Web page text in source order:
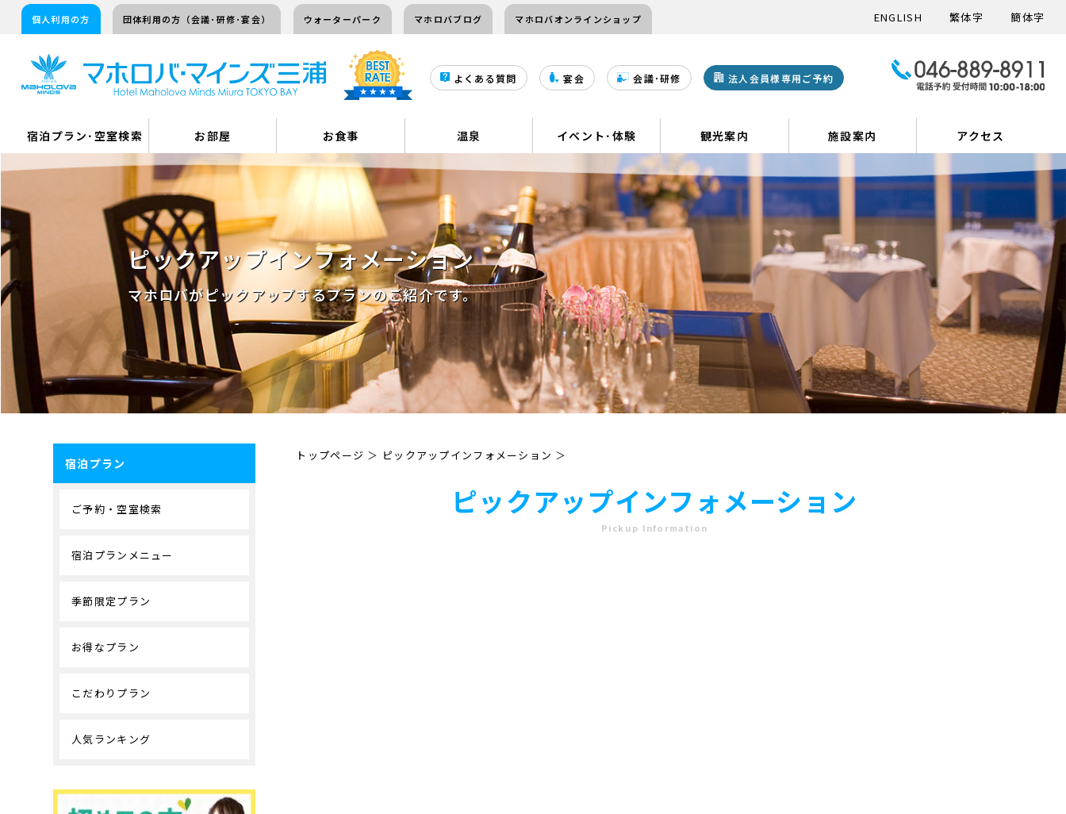
個人利用の方 団体利用の方（会議･研修･宴会） ウォーターパーク マホロバブログ マホロバオンラインショップ ENGLISH 繁体字 簡体字
よくある質問 宴会 会議･研修 法人会員様専用ご予約
宿泊プラン･空室検索 お部屋 お食事 温泉 イベント･体験 観光案内 施設案内 アクセス
ピックアップインフォメーション
マホロバがピックアップするプランのご紹介です。
トップページ ＞ ピックアップインフォメーション ＞
ピックアップインフォメーション
Pickup Information
宿泊プラン
ご予約・空室検索
宿泊プランメニュー
季節限定プラン
お得なプラン
こだわりプラン
人気ランキング